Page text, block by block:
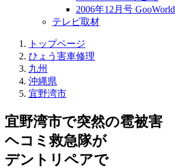
2006年12月号 GooWorld
テレビ取材
トップページ
ひょう害車修理
九州
沖縄県
宜野湾市
宜野湾市で突然の雹被害
ヘコミ救急隊が
デントリペアで